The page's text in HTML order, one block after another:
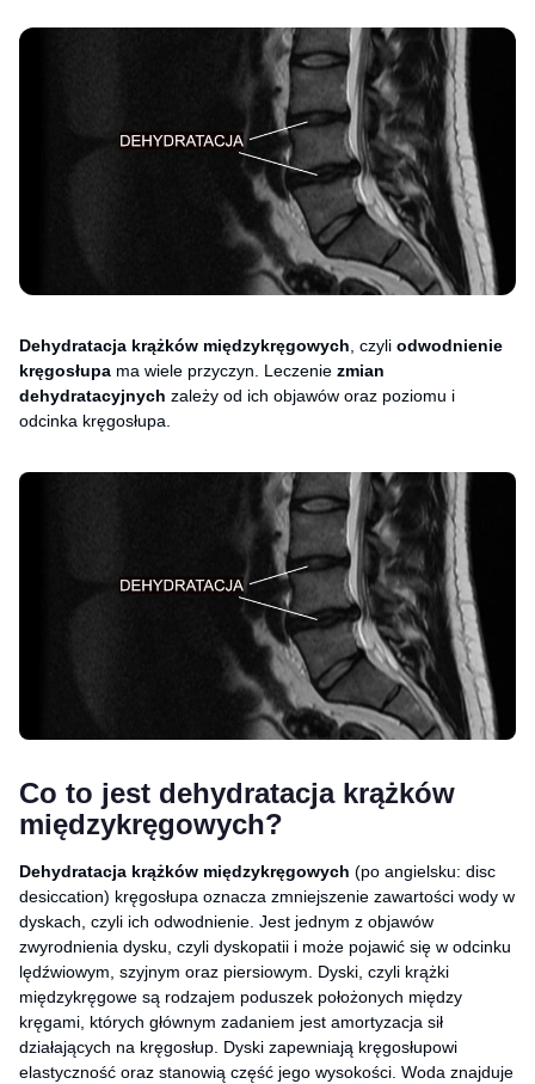
Dehydratacja krążków międzykręgowych , czyli odwodnienie
kręgosłupa ma wiele przyczyn. Leczenie zmian
dehydratacyjnych zależy od ich objawów oraz poziomu i
odcinka kręgosłupa.
Co to jest dehydratacja krążków
międzykręgowych?
Dehydratacja krążków międzykręgowych (po angielsku: disc
desiccation) kręgosłupa oznacza zmniejszenie zawartości wody w
dyskach, czyli ich odwodnienie. Jest jednym z objawów
zwyrodnienia dysku, czyli dyskopatii i może pojawić się w odcinku
lędźwiowym, szyjnym oraz piersiowym. Dyski, czyli krążki
międzykręgowe są rodzajem poduszek położonych między
kręgami, których głównym zadaniem jest amortyzacja sił
działających na kręgosłup. Dyski zapewniają kręgosłupowi
elastyczność oraz stanowią część jego wysokości. Woda znajduje